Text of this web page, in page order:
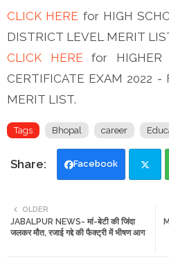
CLICK HERE for HIGH
DISTRICT LEVEL MERIT
CLICK HERE for HIGHER
CERTIFICATE EXAM 2022 -
MERIT LIST.
Tags Bhopal career
Facebook
OLDER
JABALPUR NEWS- मां-बेटी की जिंदा
जलकर मौत, रजाई गद्दे की फैक्ट्री में भीषण आग